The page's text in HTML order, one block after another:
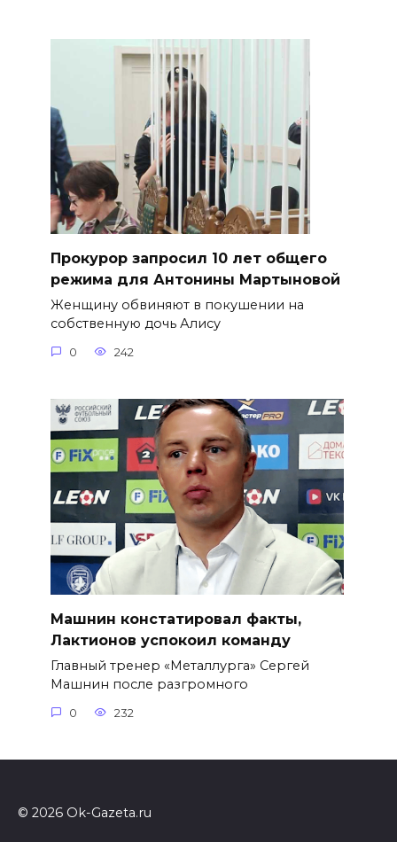
​Прокурор запросил 10 лет общего
режима для Антонины Мартыновой
Женщину обвиняют в покушении на
собственную дочь Алису
0 242
Машнин констатировал факты,
Лактионов успокоил команду
Главный тренер «Металлурга» Сергей
Машнин после разгромного
0 232
© 2026 Ok-Gazeta.ru